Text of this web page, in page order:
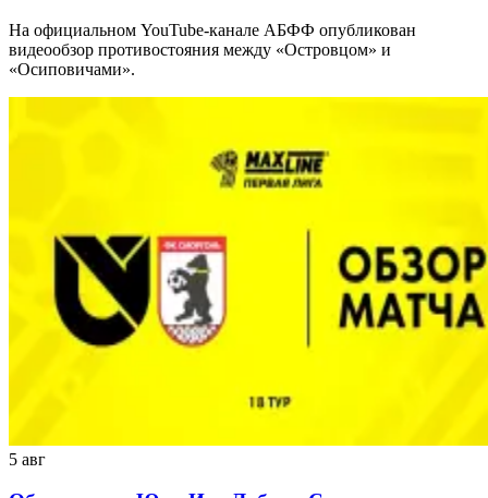
На официальном YouTube-канале АБФФ опубликован
видеообзор противостояния между «Островцом» и
«Осиповичами».
5 авг